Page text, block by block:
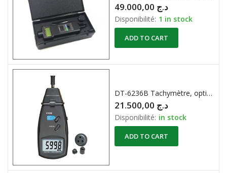
د.ج
Disponibilité: 1 in stock
ADD TO CART
DT-6236B Tachymètre, optique/contact, 5 trs/min à 99999 trs/min, 160mm x 72mm x 37mm
د.ج
Disponibilité: in stock
ADD TO CART